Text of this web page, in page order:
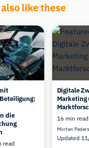
like these
die
read
Digitale
Marketing
16 min read
Morten
Updated
Sie nach
Sie, was Sie
nützliche nächste Fragen
auf dem, was Sie fragen.
ARTIKEL
anwenden?